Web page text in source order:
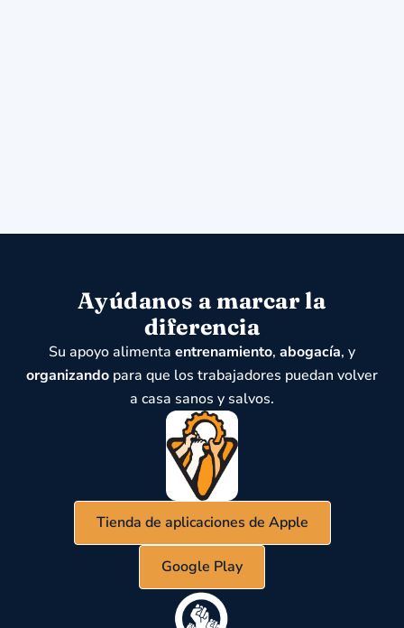
Ayúdanos a marcar la
diferencia
Su apoyo alimenta entrenamiento, abogacía, y
organizando para que los trabajadores puedan volver
a casa sanos y salvos.
Tienda de aplicaciones de Apple
Google Play